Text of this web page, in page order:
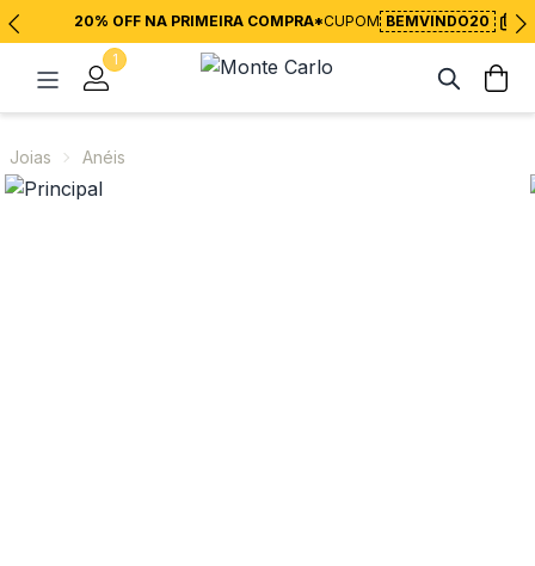
20% OFF NA PRIMEIRA COMPRA*CUPOM BEMVINDO20
1
Joias Anéis